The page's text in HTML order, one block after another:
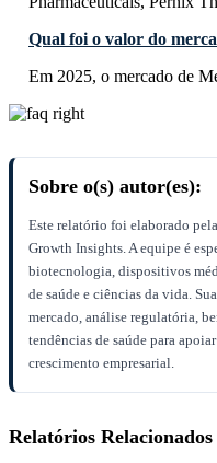
Qual foi o valor do
Em 2025, o mercado de
Sobre o(s) autor(es):
Este relatório foi elaborado
Growth Insights. A equipe é
biotecnologia, dispositivos
de saúde e ciências da vida.
mercado, análise regulatória,
tendências de saúde para
crescimento empresarial.
Relatórios Relacionados